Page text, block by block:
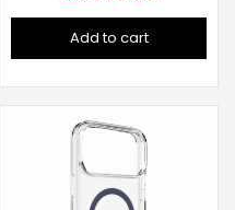
Add to cart